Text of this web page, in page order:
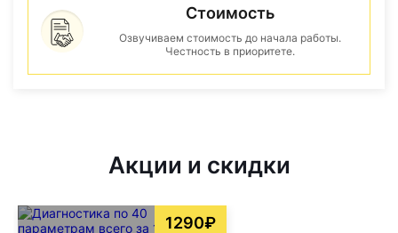
Стоимость
Озвучиваем стоимость до начала работы.
Честность в приоритете.
Акции и скидки
1290₽